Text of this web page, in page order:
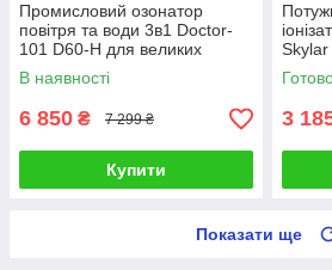
Промисловий озонатор
повітря та води 3в1 Doctor-
101 D60-H для великих
приміщень. Генератор озону
з високою продуктивністю 60
В наявності
6 850 ₴ 7 299 ₴
Купити
Skylar
3
Показати ще